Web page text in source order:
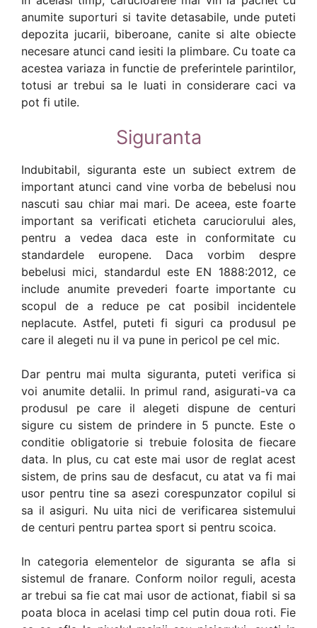
anumite suporturi si tavite detasabile, unde puteti
depozita jucarii, biberoane, canite si alte obiecte
necesare atunci cand iesiti la plimbare. Cu toate ca
acestea variaza in functie de preferintele parintilor,
totusi ar trebui sa le luati in considerare caci va
pot fi utile.
Siguranta
Indubitabil, siguranta este un subiect extrem de
important atunci cand vine vorba de bebelusi nou
nascuti sau chiar mai mari. De aceea, este foarte
important sa verificati eticheta caruciorului ales,
pentru a vedea daca este in conformitate cu
standardele europene. Daca vorbim despre
bebelusi mici, standardul este EN 1888:2012, ce
include anumite prevederi foarte importante cu
scopul de a reduce pe cat posibil incidentele
neplacute. Astfel, puteti fi siguri ca produsul pe
care il alegeti nu il va pune in pericol pe cel mic.
Dar pentru mai multa siguranta, puteti verifica si
voi anumite detalii. In primul rand, asigurati-va ca
produsul pe care il alegeti dispune de centuri
sigure cu sistem de prindere in 5 puncte. Este o
conditie obligatorie si trebuie folosita de fiecare
data. In plus, cu cat este mai usor de reglat acest
sistem, de prins sau de desfacut, cu atat va fi mai
usor pentru tine sa asezi corespunzator copilul si
sa il asiguri. Nu uita nici de verificarea sistemului
de centuri pentru partea sport si pentru scoica.
In categoria elementelor de siguranta se afla si
sistemul de franare. Conform noilor reguli, acesta
ar trebui sa fie cat mai usor de actionat, fiabil si sa
poata bloca in acelasi timp cel putin doua roti. Fie